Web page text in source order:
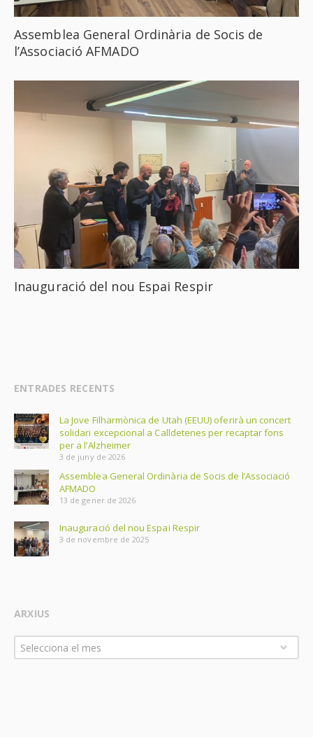
Assemblea General Ordinària de Socis de
l’Associació AFMADO
Inauguració del nou Espai Respir
ENTRADES RECENTS
La Jove Filharmònica de Utah (EEUU) oferirà un concert
solidari excepcional a Calldetenes per recaptar fons
per a l’Alzheimer
3 de juny de 2026
Assemblea General Ordinària de Socis de l’Associació
AFMADO
13 de gener de 2026
Inauguració del nou Espai Respir
3 de novembre de 2025
ARXIUS
Arxius
Selecciona el mes